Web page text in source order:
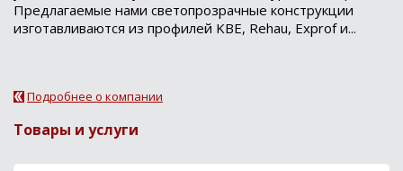
Предлагаемые нами светопрозрачные конструкции
изготавливаются из профилей KBE, Rehau, Exprof и...
Подробнее о компании
Товары и услуги